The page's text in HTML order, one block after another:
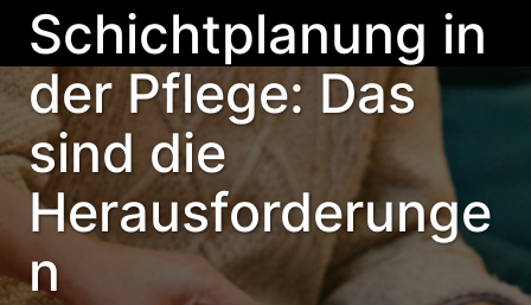
Schichtplanung in
der Pflege: Das
sind die
Herausforderunge
n